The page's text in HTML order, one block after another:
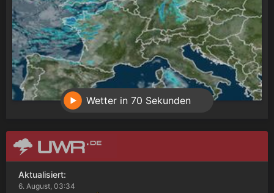
Wetter in 70 Sekunden
Aktualisiert:
6. August, 03:34